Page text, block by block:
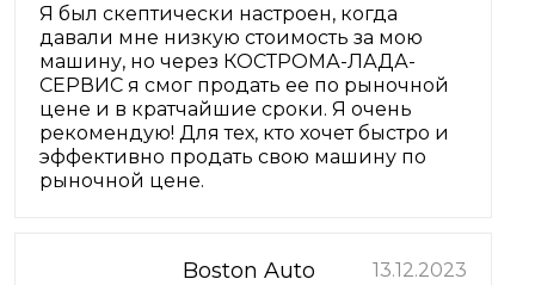
Я был скептически настроен, когда
давали мне низкую стоимость за мою
машину, но через КОСТРОМА-ЛАДА-
СЕРВИС я смог продать ее по рыночной
цене и в кратчайшие сроки. Я очень
рекомендую! Для тех, кто хочет быстро и
эффективно продать свою машину по
рыночной цене.
Boston Auto 13.12.2023